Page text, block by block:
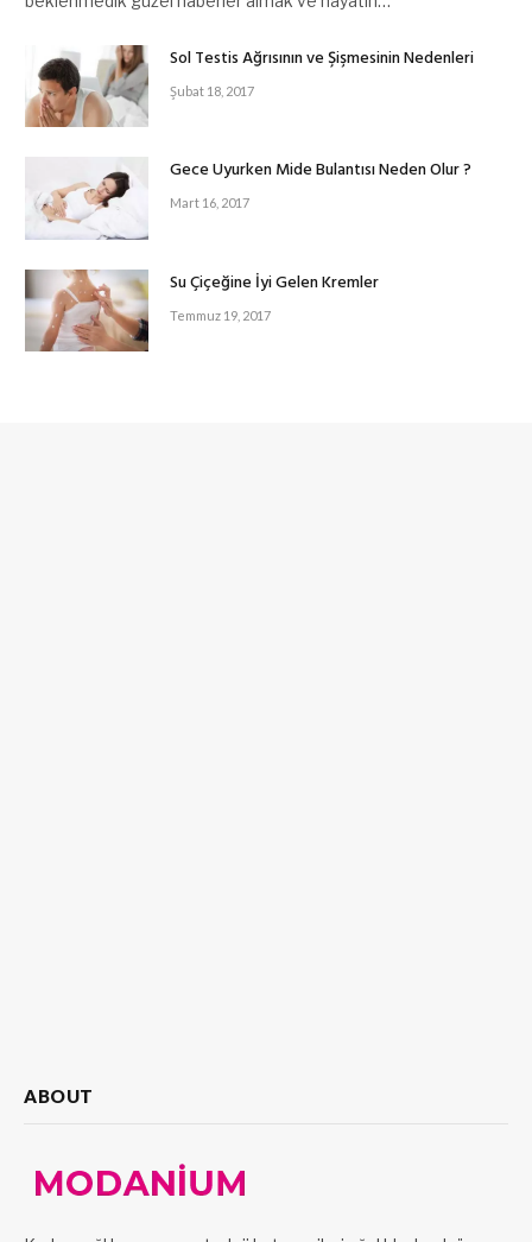
Sol Testis Ağrısının ve Şişmesinin Nedenleri
Şubat 18, 2017
Gece Uyurken Mide Bulantısı Neden Olur ?
Mart 16, 2017
Su Çiçeğine İyi Gelen Kremler
Temmuz 19, 2017
ABOUT